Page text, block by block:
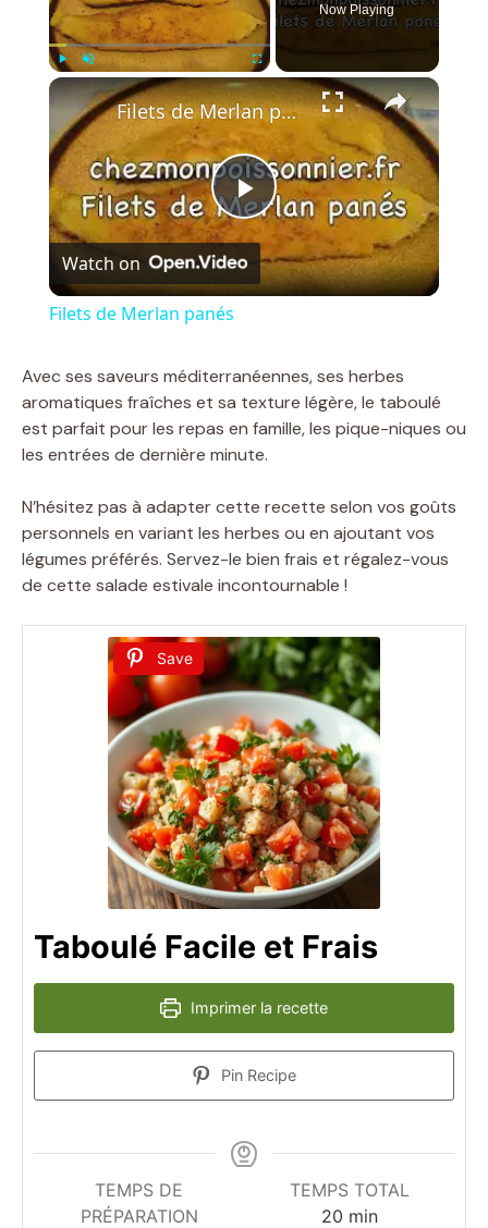
Fullscreen
Now Playing
×
P
l
y
i
e
o
Filets de Merlan panés
Watch on
Filets de Merlan panés
Avec ses saveurs méditerranéennes, ses herbes
aromatiques fraîches et sa texture légère, le taboulé
est parfait pour les repas en famille, les pique-niques ou
les entrées de dernière minute.
N’hésitez pas à adapter cette recette selon vos goûts
personnels en variant les herbes ou en ajoutant vos
légumes préférés. Servez-le bien frais et régalez-vous
de cette salade estivale incontournable !
Save
Taboulé Facile et Frais
Imprimer la recette
Pin Recipe
TEMPS DE
PRÉPARATION
TEMPS TOTAL
20minutes
min